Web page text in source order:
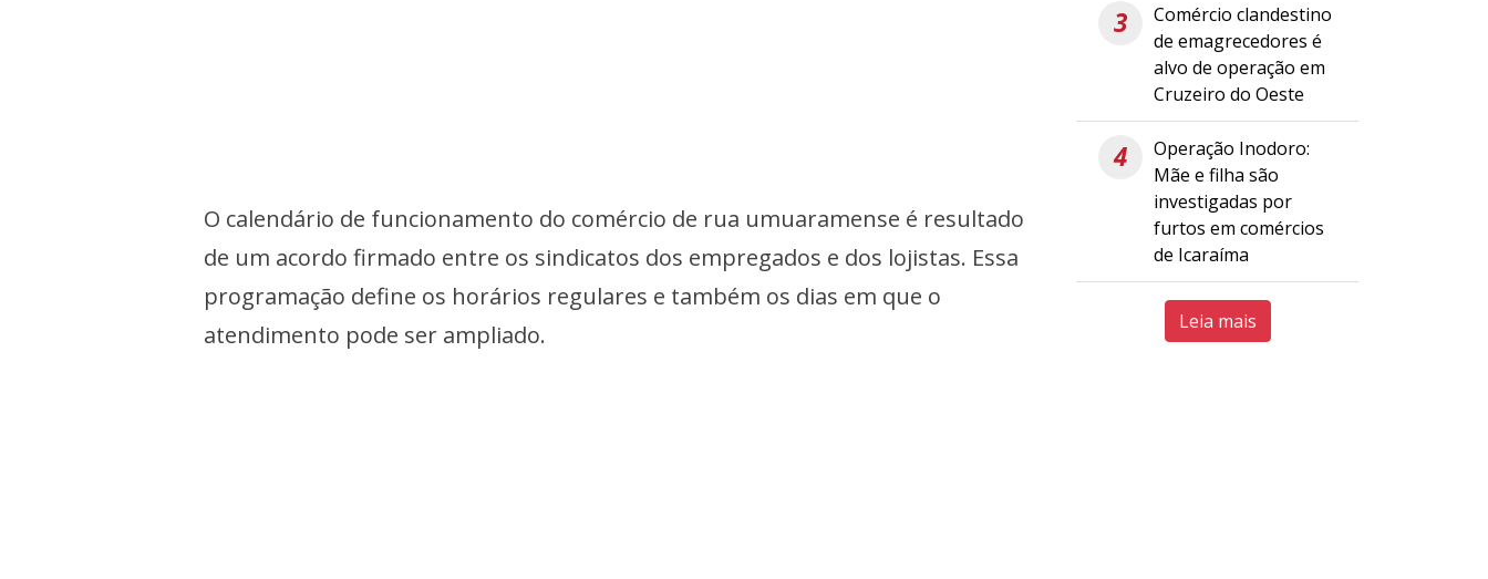
O calendário de funcionamento do comércio de rua umuaramense é resultado
de um acordo firmado entre os sindicatos dos empregados e dos lojistas. Essa
programação define os horários regulares e também os dias em que o
atendimento pode ser ampliado.
3
Comércio clandestino
de emagrecedores é
alvo de operação em
Cruzeiro do Oeste
4
Operação Inodoro:
Mãe e filha são
investigadas por
furtos em comércios
de Icaraíma
Leia mais